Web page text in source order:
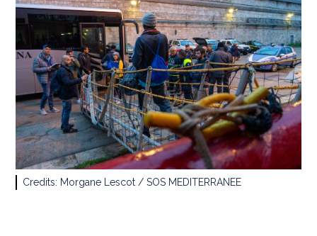
Credits: Morgane Lescot / SOS MEDITERRANEE